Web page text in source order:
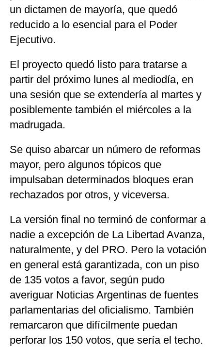
un dictamen de mayoría, que quedó
reducido a lo esencial para el Poder
Ejecutivo.
El proyecto quedó listo para tratarse a
partir del próximo lunes al mediodía, en
una sesión que se extendería al martes y
posiblemente también el miércoles a la
madrugada.
Se quiso abarcar un número de reformas
mayor, pero algunos tópicos que
impulsaban determinados bloques eran
rechazados por otros, y viceversa.
La versión final no terminó de conformar a
nadie a excepción de La Libertad Avanza,
naturalmente, y del PRO. Pero la votación
en general está garantizada, con un piso
de 135 votos a favor, según pudo
averiguar Noticias Argentinas de fuentes
parlamentarias del oficialismo. También
remarcaron que difícilmente puedan
perforar los 150 votos, que sería el techo.